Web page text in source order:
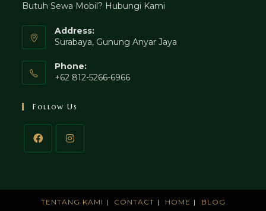
Butuh Sewa Mobil? Hubungi Kami
Address:
Surabaya, Gunung Anyar Jaya
Phone:
+62 812-5266-6966
Follow Us
TENTANG KAMI CONTACT HOME BLOG